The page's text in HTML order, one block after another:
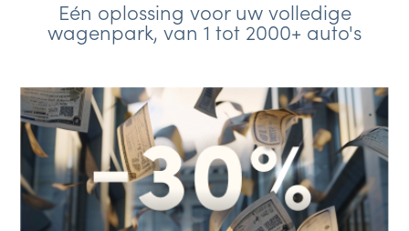
Eén oplossing voor uw volledige
wagenpark, van 1 tot 2000+ auto's